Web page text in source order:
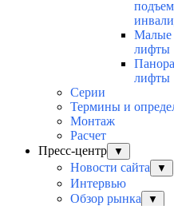
Малые
лифты
лифты
Серии
Термины и
Монтаж
Расчет
Пресс-центр
▼
Новости сайта ▼
Интервью
Обзор рынка
▼